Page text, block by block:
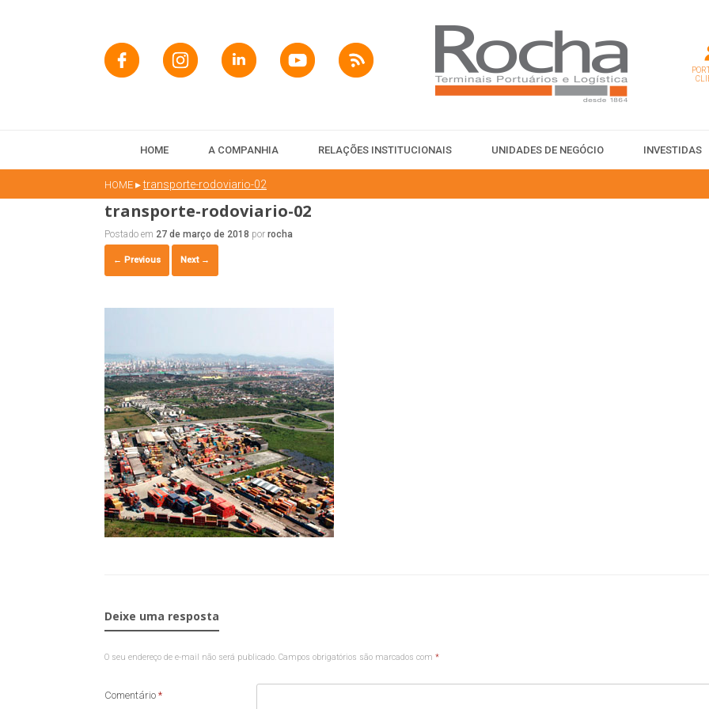
HOME A COMPANHIA RELAÇÕES INSTITUCIONAIS UNIDADES DE NEGÓCIO INVESTIDAS
HOME ▸transporte-rodoviario-02
transporte-rodoviario-02
Postado em 27 de março de 2018 por rocha
← Previous Next →
Deixe uma resposta
O seu endereço de e-mail não será publicado. Campos obrigatórios são marcados com *
Comentário *